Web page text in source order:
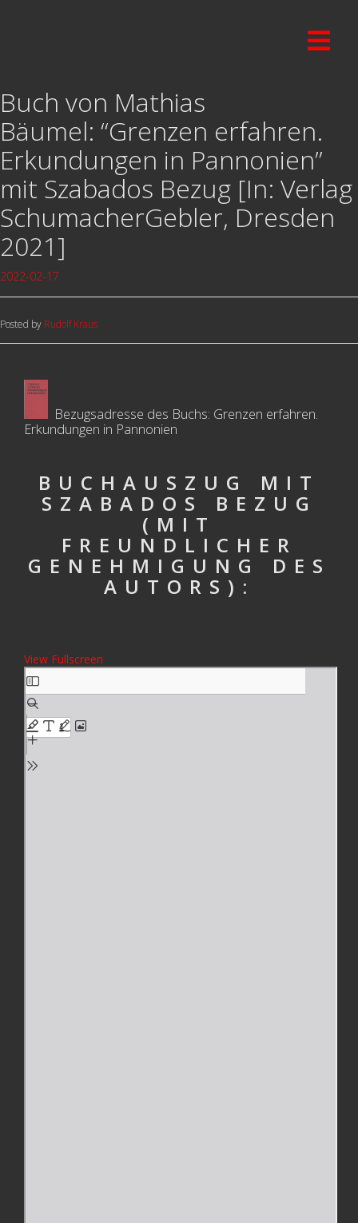
Buch von Mathias
Bäumel: “Grenzen erfahren.
Erkundungen in Pannonien”
mit Szabados Bezug [In: Verlag
SchumacherGebler, Dresden
2021]
2022-02-17
Posted by Rudolf Kraus
Bezugsadresse des Buchs: Grenzen erfahren.
Erkundungen in Pannonien
BUCHAUSZUG MIT
SZABADOS BEZUG
(MIT
FREUNDLICHER
GENEHMIGUNG DES
AUTORS):
View Fullscreen